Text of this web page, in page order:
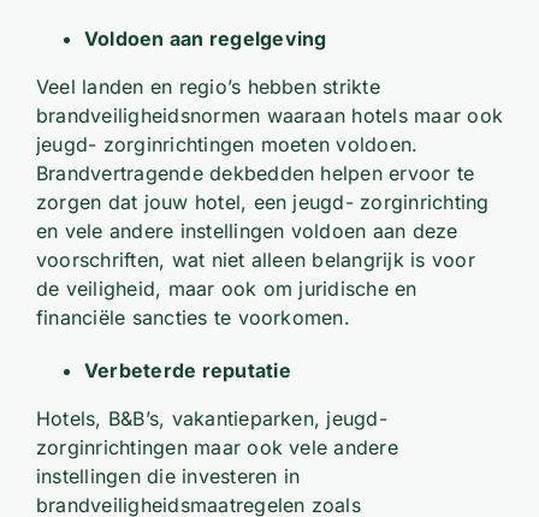
Voldoen aan regelgeving
Veel landen en regio’s hebben strikte
brandveiligheidsnormen waaraan hotels maar ook
jeugd- zorginrichtingen moeten voldoen.
Brandvertragende dekbedden helpen ervoor te
zorgen dat jouw hotel, een jeugd- zorginrichting
en vele andere instellingen voldoen aan deze
voorschriften, wat niet alleen belangrijk is voor
de veiligheid, maar ook om juridische en
financiële sancties te voorkomen.
Verbeterde reputatie
Hotels, B&B’s, vakantieparken, jeugd-
zorginrichtingen maar ook vele andere
instellingen die investeren in
brandveiligheidsmaatregelen zoals